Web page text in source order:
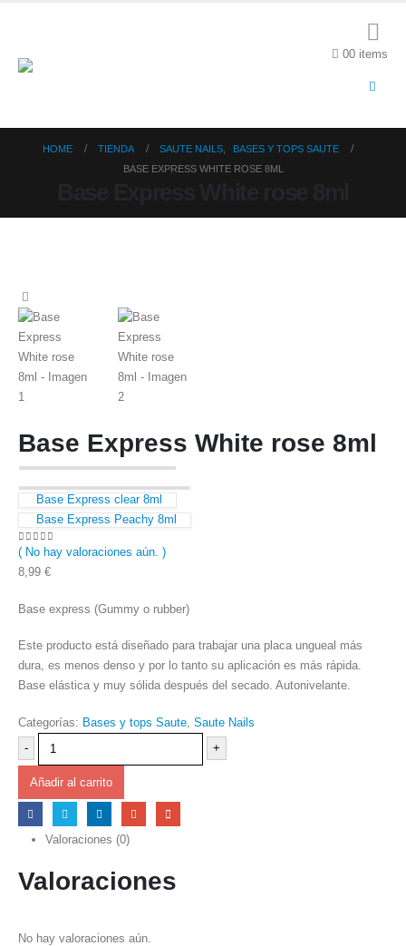
00 items
HOME TIENDA SAUTE NAILS,
BASES Y TOPS SAUTE
BASE EXPRESS WHITE ROSE 8ML
Base Express White rose 8ml
Base Express clear 8ml
Base Express Peachy 8ml
0 out of 5
( No hay valoraciones aún. )
8,99 €
Base express (Gummy o rubber)
Este producto está diseñado para trabajar una placa ungueal más
dura, es menos denso y por lo tanto su aplicación es más rápida.
Base elástica y muy sólida después del secado. Autonivelante.
Categorías: Bases y tops Saute Saute Nails
-
+
Añadir al carrito
Valoraciones (0)
Valoraciones
No hay valoraciones aún.